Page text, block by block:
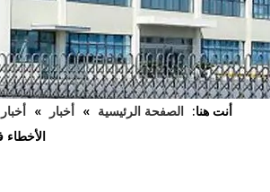
أنت هنا: الصفحة الرئيسية » أخبار »
الأخطاء